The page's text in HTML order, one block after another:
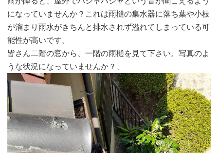
になっていませんか？これは雨樋の集水器に落ち葉や小枝
が溜まり雨水がきちんと排水されず溢れてしまっている可
能性が高いです。
皆さん二階の窓から、一階の雨樋を見て下さい。写真のよ
うな状況になっていませんか？、